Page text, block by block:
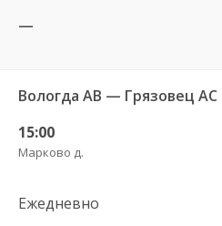
—
Вологда АВ — Грязовец АС
15:00
Марково д.
Ежедневно